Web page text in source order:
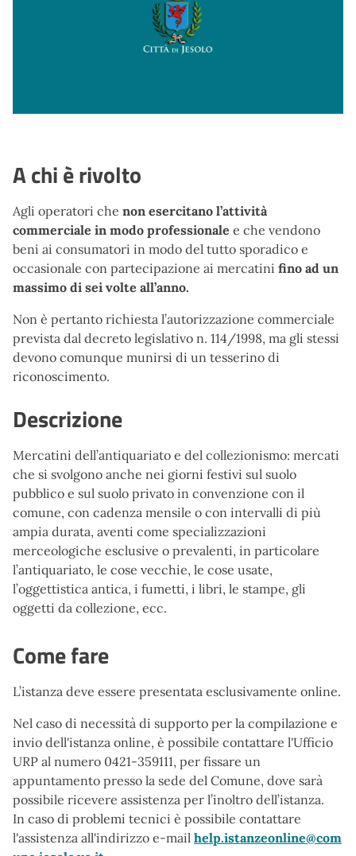
A chi è rivolto
Agli operatori che non esercitano l’attività
commerciale in modo professionale e che vendono
beni ai consumatori in modo del tutto sporadico e
occasionale con partecipazione ai mercatini fino ad un
massimo di sei volte all’anno.
Non è pertanto richiesta l’autorizzazione commerciale
prevista dal decreto legislativo n. 114/1998, ma gli stessi
devono comunque munirsi di un tesserino di
riconoscimento.
Descrizione
Mercatini dell’antiquariato e del collezionismo: mercati
che si svolgono anche nei giorni festivi sul suolo
pubblico e sul suolo privato in convenzione con il
comune, con cadenza mensile o con intervalli di più
ampia durata, aventi come specializzazioni
merceologiche esclusive o prevalenti, in particolare
l’antiquariato, le cose vecchie, le cose usate,
l’oggettistica antica, i fumetti, i libri, le stampe, gli
oggetti da collezione, ecc.
Come fare
L’istanza deve essere presentata esclusivamente online.
Nel caso di necessità di supporto per la compilazione e
invio dell'istanza online, è possibile contattare l'Ufficio
URP al numero 0421-359111, per fissare un
appuntamento presso la sede del Comune, dove sarà
possibile ricevere assistenza per l’inoltro dell’istanza.
In caso di problemi tecnici è possibile contattare
l'assistenza all'indirizzo e-mail help.istanzeonline@com